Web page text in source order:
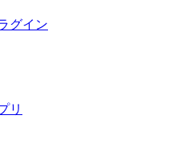
グイン
リ